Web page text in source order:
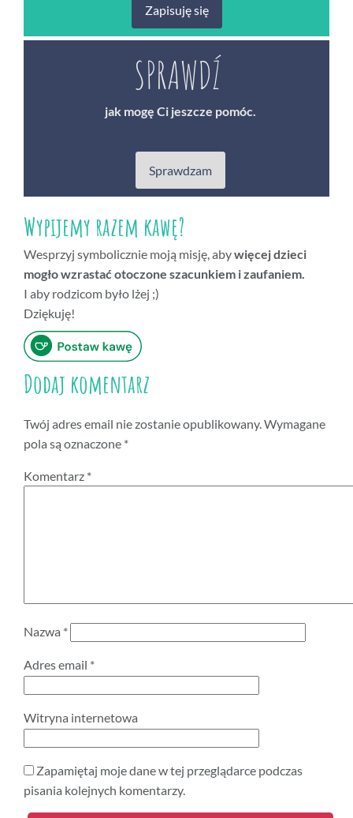
Zapisuję się
SPRAWDŹ
jak mogę Ci jeszcze pomóc.
Sprawdzam
Wypijemy razem kawę?
Wesprzyj symbolicznie moją misję, abywięcej dzieci
mogło wzrastać otoczone szacunkiem i zaufaniem.
I aby rodzicom było lżej ;)
Dziękuję!
Dodaj komentarz
Twój adres email nie zostanie opublikowany.Wymagane
pola są oznaczone *
Komentarz *
Nazwa *
Adres email *
Witryna internetowa
Zapamiętaj moje dane w tej przeglądarce podczas
pisania kolejnych komentarzy.